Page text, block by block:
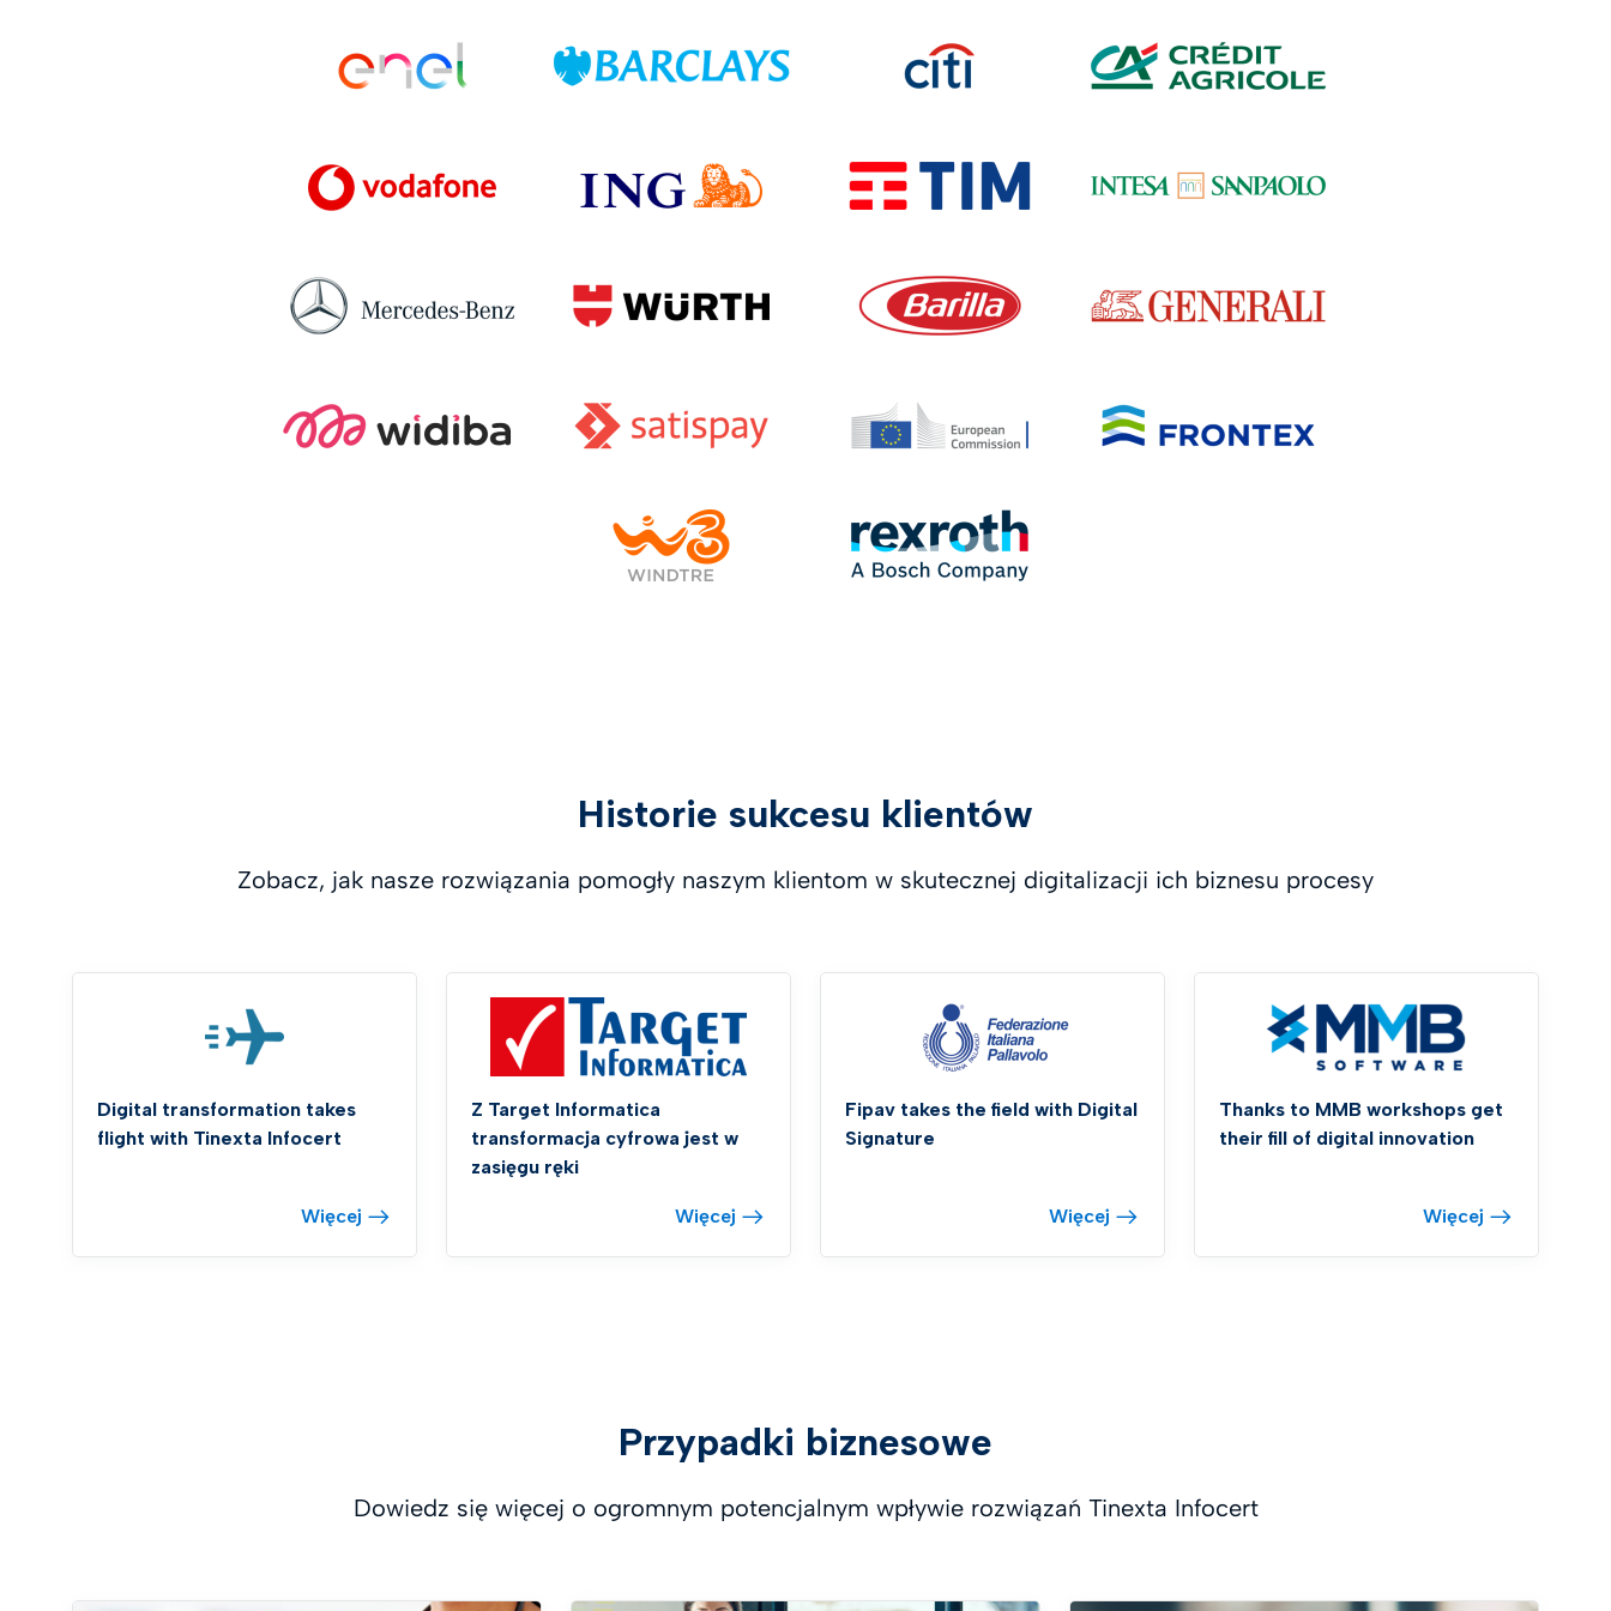
Historie sukcesu klientów
Zobacz, jak nasze rozwiązania pomogły naszym klientom w skutecznej digitalizacji ich biznesu procesy
Digital transformation takes
flight with Tinexta Infocert
Więcej
Z Target Informatica
transformacja cyfrowa jest w
zasięgu ręki
Więcej
Fipav takes the field with Digital
Signature
Więcej
Thanks to MMB workshops get
their fill of digital innovation
Więcej
Przypadki biznesowe
Dowiedz się więcej o ogromnym potencjalnym wpływie rozwiązań Tinexta Infocert